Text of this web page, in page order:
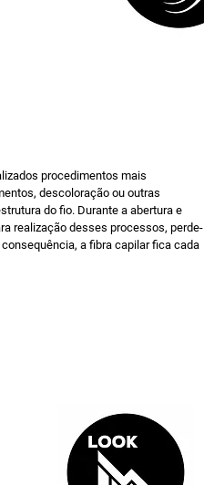
procedimentos mais
descoloração ou outras
do fio. Durante a abertura e
realização desses processos, perde-
a fibra capilar fica cada